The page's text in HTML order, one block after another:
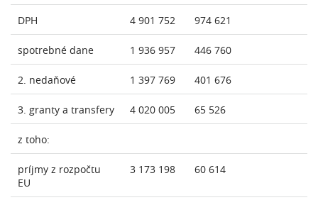
DPH 4 901 752 974 621
spotrebné dane 1 936 957 446 760
2. nedaňové 1 397 769 401 676
3. granty a transfery 4 020 005 65 526
z toho:
príjmy z rozpočtu
EU
3 173 198 60 614